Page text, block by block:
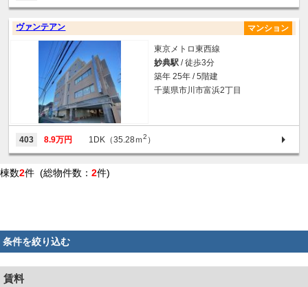
ヴァンテアン マンション
東京メトロ東西線
妙典駅 / 徒歩3分
築年 25年 / 5階建
千葉県市川市富浜2丁目
403 8.9万円 1DK（35.28ｍ2 ）
棟数2件 (総物件数： 2件)
条件を絞り込む
賃料